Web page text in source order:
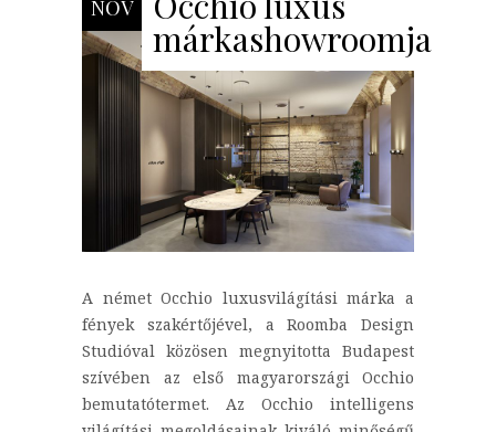
NOV
márkashowroomja
A német Occhio luxusvilágítási márka a
fények szakértőjével, a Roomba Design
Studióval közösen megnyitotta Budapest
szívében az első magyarországi Occhio
bemutatótermet. Az Occhio intelligens